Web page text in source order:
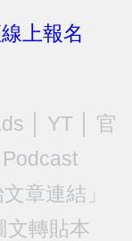
上報名
YT│ 官
章連結」
文轉貼本